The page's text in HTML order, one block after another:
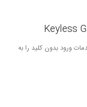
ورود بدون کلید را به